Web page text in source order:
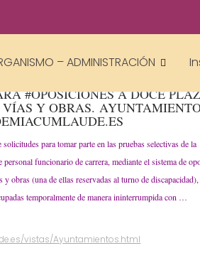
– ADMINISTRACIÓN
#OPOSICIONES A DOCE
VÍAS Y OBRAS.
para tomar parte en las pruebas selectivas de la
funcionario de carrera, mediante el sistema de
y obras (una de ellas reservadas al turno de
temporalmente de manera ininterrumpida con …
vistas/Ayuntamientos.html